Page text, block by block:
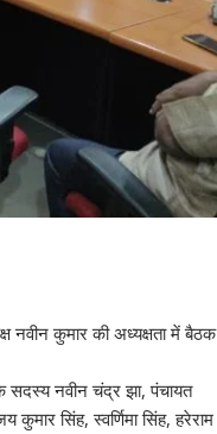
नवीन कुमार की अध्यक्षता में बैठक
सदस्य नवीन चंद्र झा, पंचायत
सिंह, स्वर्णिमा सिंह, हरेराम